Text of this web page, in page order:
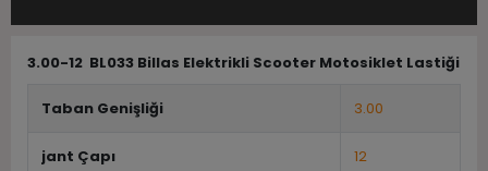
3.00-12 BL033 Billas Elektrikli Scooter Motosiklet Lastiği
Taban Genişliği 3.00
jant Çapı 12